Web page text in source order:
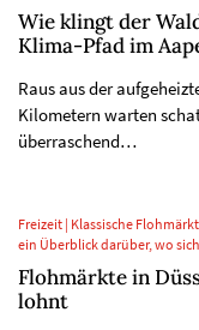
Wie klingt der
Klima-Pfad im
Raus aus der
Kilometern warten
überraschend…
Freizeit | Klassische
ein Überblick darüber, wo
Flohmärkte in
lohnt